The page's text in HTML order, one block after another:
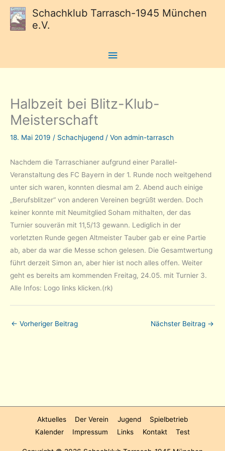
Schachklub Tarrasch-1945 München
e.V.
Hauptmenü
Halbzeit bei Blitz-Klub-
Meisterschaft
18. Mai 2019 / Schachjugend / Von admin-tarrasch
Nachdem die Tarraschianer aufgrund einer Parallel-
Veranstaltung des FC Bayern in der 1. Runde noch weitgehend
unter sich waren, konnten diesmal am 2. Abend auch einige
„Berufsblitzer“ von anderen Vereinen begrüßt werden. Doch
keiner konnte mit Neumitglied Soham mithalten, der das
Turnier souverän mit 11,5/13 gewann. Lediglich in der
vorletzten Runde gegen Altmeister Tauber gab er eine Partie
ab, aber da war die Messe schon gelesen. Die Gesamtwertung
führt derzeit Simon an, aber hier ist noch alles offen. Weiter
geht es bereits am kommenden Freitag, 24.05. mit Turnier 3.
Alle Infos: Logo links klicken.(rk)
← Vorheriger Beitrag Nächster Beitrag →
Aktuelles Der Verein Jugend
Spielbetrieb
Kalender
Impressum Links Kontakt Test